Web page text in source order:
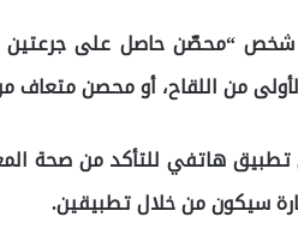
شخص “محصّن حاصل على جرعتين
هاتفي للتأكد من صحة
سيكون من خلال تطبيقين.